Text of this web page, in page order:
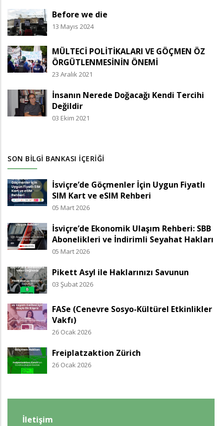
Before we die
13 Mayıs 2024
MÜLTECİ POLİTİKALARI VE GÖÇMEN ÖZ
ÖRGÜTLENMESİNİN ÖNEMİ
23 Aralık 2021
İnsanın Nerede Doğacağı Kendi Tercihi
Değildir
03 Ekim 2021
SON BILGI BANKASI İÇERIĞI
İsviçre’de Göçmenler İçin Uygun Fiyatlı
SIM Kart ve eSIM Rehberi
05 Mart 2026
İsviçre’de Ekonomik Ulaşım Rehberi: SBB
Abonelikleri ve İndirimli Seyahat Hakları
05 Mart 2026
Pikett Asyl ile Haklarınızı Savunun
03 Şubat 2026
FASe (Cenevre Sosyo-Kültürel Etkinlikler
Vakfı)
26 Ocak 2026
Freiplatzaktion Zürich
26 Ocak 2026
İletişim